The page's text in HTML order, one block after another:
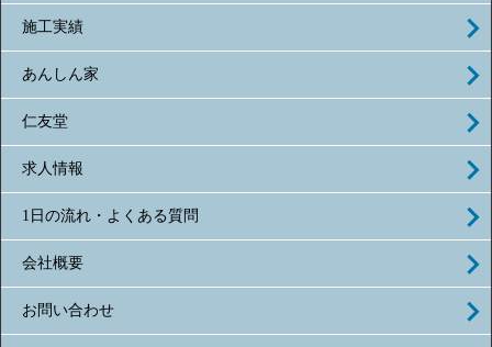
施工実績
あんしん家
仁友堂
求人情報
1日の流れ・よくある質問
会社概要
お問い合わせ